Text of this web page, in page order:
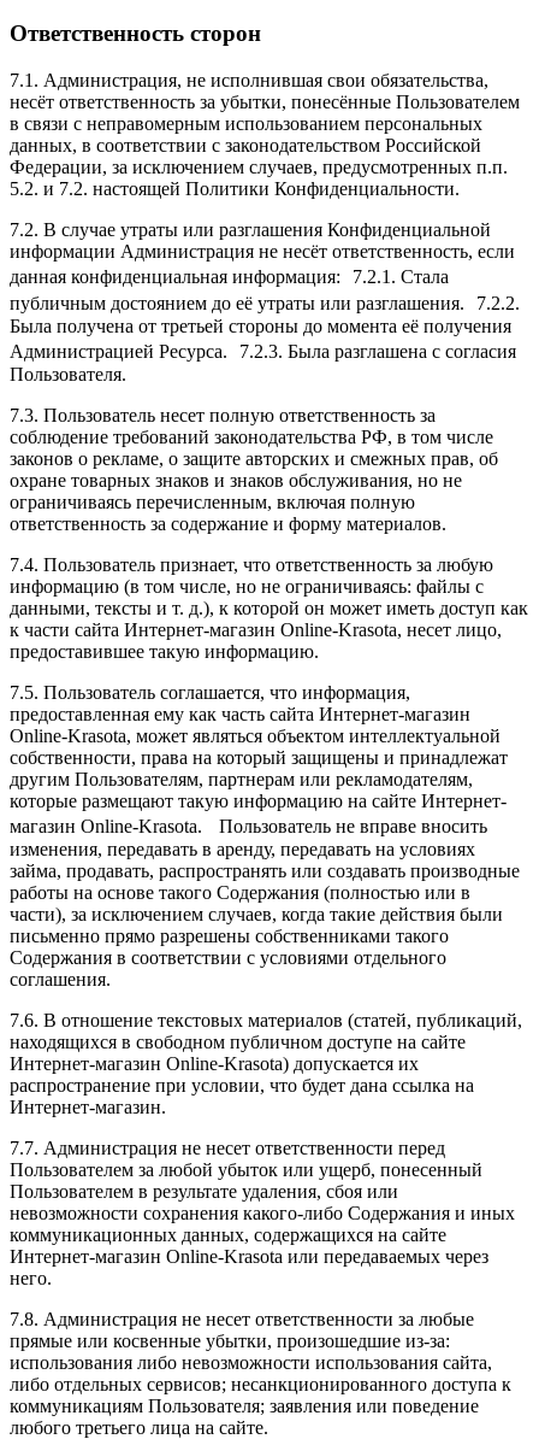
Ответственность сторон
7.1. Администрация, не исполнившая свои обязательства,
несёт ответственность за убытки, понесённые Пользователем
в связи с неправомерным использованием персональных
данных, в соответствии с законодательством Российской
Федерации, за исключением случаев, предусмотренных п.п.
5.2. и 7.2. настоящей Политики Конфиденциальности.
7.2. В случае утраты или разглашения Конфиденциальной
информации Администрация не несёт ответственность, если
данная конфиденциальная информация: 7.2.1. Стала
публичным достоянием до её утраты или разглашения. 7.2.2.
Была получена от третьей стороны до момента её получения
Администрацией Ресурса. 7.2.3. Была разглашена с согласия
Пользователя.
7.3. Пользователь несет полную ответственность за
соблюдение требований законодательства РФ, в том числе
законов о рекламе, о защите авторских и смежных прав, об
охране товарных знаков и знаков обслуживания, но не
ограничиваясь перечисленным, включая полную
ответственность за содержание и форму материалов.
7.4. Пользователь признает, что ответственность за любую
информацию (в том числе, но не ограничиваясь: файлы с
данными, тексты и т. д.), к которой он может иметь доступ как
к части сайта Интернет-магазин Online-Krasota, несет лицо,
предоставившее такую информацию.
7.5. Пользователь соглашается, что информация,
предоставленная ему как часть сайта Интернет-магазин
Online-Krasota, может являться объектом интеллектуальной
собственности, права на который защищены и принадлежат
другим Пользователям, партнерам или рекламодателям,
которые размещают такую информацию на сайте Интернет-
магазин Online-Krasota. Пользователь не вправе вносить
изменения, передавать в аренду, передавать на условиях
займа, продавать, распространять или создавать производные
работы на основе такого Содержания (полностью или в
части), за исключением случаев, когда такие действия были
письменно прямо разрешены собственниками такого
Содержания в соответствии с условиями отдельного
соглашения.
7.6. В отношение текстовых материалов (статей, публикаций,
находящихся в свободном публичном доступе на сайте
Интернет-магазин Online-Krasota) допускается их
распространение при условии, что будет дана ссылка на
Интернет-магазин.
7.7. Администрация не несет ответственности перед
Пользователем за любой убыток или ущерб, понесенный
Пользователем в результате удаления, сбоя или
невозможности сохранения какого-либо Содержания и иных
коммуникационных данных, содержащихся на сайте
Интернет-магазин Online-Krasota или передаваемых через
него.
7.8. Администрация не несет ответственности за любые
прямые или косвенные убытки, произошедшие из-за:
использования либо невозможности использования сайта,
либо отдельных сервисов; несанкционированного доступа к
коммуникациям Пользователя; заявления или поведение
любого третьего лица на сайте.